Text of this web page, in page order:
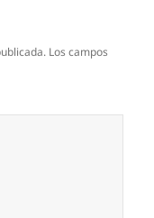
Los campos